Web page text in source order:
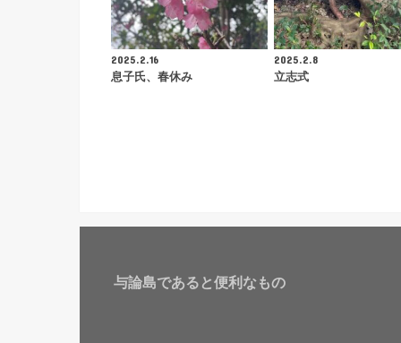
2025.2.16
息子氏、春休み
2025.2.8
立志式
与論島であると便利なもの